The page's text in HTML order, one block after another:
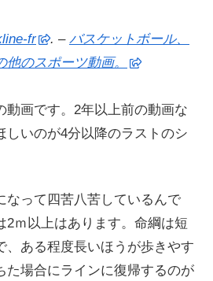
fr . – バスケットボール、
のスポーツ動画。
動画です。2年以上前の動画な
しいのが4分以降のラストのシ
なって四苦八苦しているんで
2ｍ以上はあります。命綱は短
、ある程度長いほうが歩きやす
た場合にラインに復帰するのが